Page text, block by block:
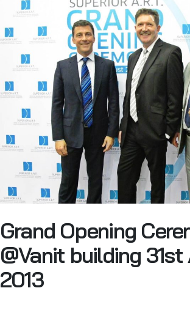
Grand Opening
@Vanit building
2013